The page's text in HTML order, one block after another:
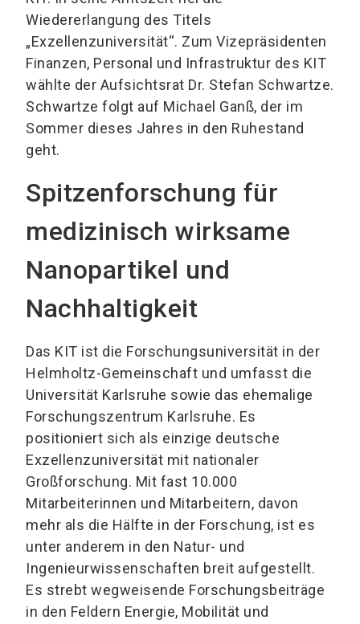
Wiedererlangung des Titels
„Exzellenzuniversität“. Zum Vizepräsidenten
Finanzen, Personal und Infrastruktur des KIT
wählte der Aufsichtsrat Dr. Stefan Schwartze.
Schwartze folgt auf Michael Ganß, der im
Sommer dieses Jahres in den Ruhestand
geht.
Spitzenforschung für
medizinisch wirksame
Nanopartikel und
Nachhaltigkeit
Das KIT ist die Forschungsuniversität in der
Helmholtz-Gemeinschaft und umfasst die
Universität Karlsruhe sowie das ehemalige
Forschungszentrum Karlsruhe. Es
positioniert sich als einzige deutsche
Exzellenzuniversität mit nationaler
Großforschung. Mit fast 10.000
Mitarbeiterinnen und Mitarbeitern, davon
mehr als die Hälfte in der Forschung, ist es
unter anderem in den Natur- und
Ingenieurwissenschaften breit aufgestellt.
Es strebt wegweisende Forschungsbeiträge
in den Feldern Energie, Mobilität und